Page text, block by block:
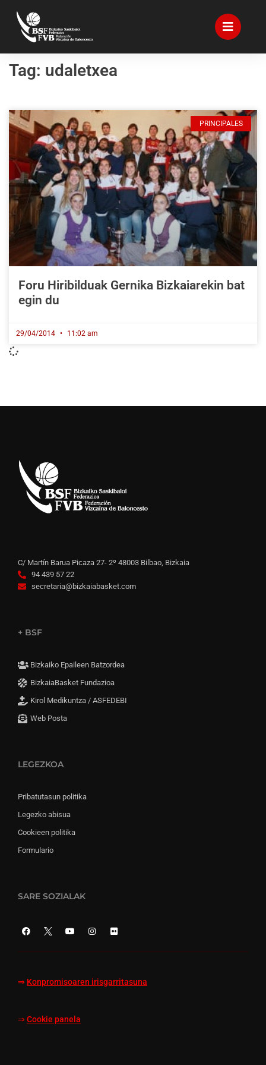
Tag: udaletxea
PRINCIPALES
Foru Hiribilduak Gernika Bizkaiarekin bat
egin du
29/04/2014 11:02 am
C/ Martín Barua Picaza 27- 2º 48003 Bilbao, Bizkaia
94 439 57 22
secretaria@bizkaiabasket.com
+ BSF
Bizkaiko Epaileen Batzordea
BizkaiaBasket Fundazioa
Kirol Medikuntza / ASFEDEBI
Web Posta
LEGEZKOA
Pribatutasun politika
Legezko abisua
Cookieen politika
Formulario
SARE SOZIALAK
⇒ Konpromisoaren irisgarritasuna
⇒ Cookie panela